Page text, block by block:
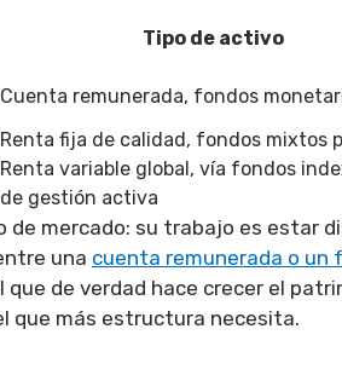
Tipo de activo
Cuenta remunerada, fondos
Renta fija de calidad, fondos mixtos
Renta variable global, vía fondos
de gestión activa
mercado: su trabajo es estar
una cuenta remunerada o un
que de verdad hace crecer el
que más estructura necesita.